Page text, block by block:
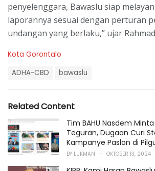
penyelenggara, Bawaslu siap
laporannya sesuai dengan perturan
undangan yang berlaku,” ujar
C
r
i
e
s
:
Kota Gorontalo
:
ADHA-CBD bawaslu
Related Content
Tim BAHU Nasdem
Teguran, Dugaan Curi
Kampanye Paslon di
BY LUKMAN OKTOBER 13, 2024